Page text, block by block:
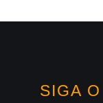
SIGA